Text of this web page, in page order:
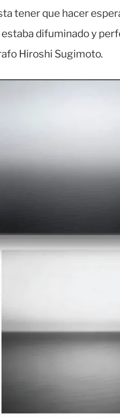
tener que hacer
estaba difuminado y
Hiroshi Sugimoto.